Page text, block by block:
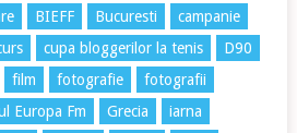
BIEFF Bucuresti
campanie
cupa bloggerilor la tenis
D90
film fotografie
fotografii
Europa Fm Grecia
iarna